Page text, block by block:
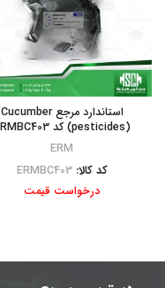
استاندارد مرجع Cucumber
(pesticides) کد ERMBC403
ERM
کد کالا:ERMBC403
درخواست قیمت